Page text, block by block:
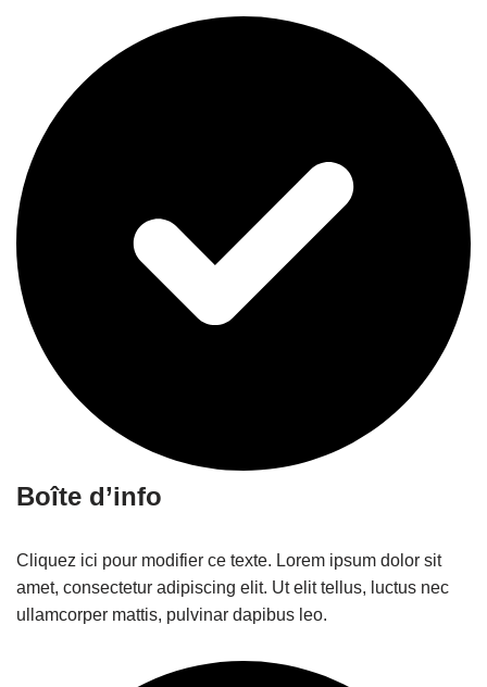
Boîte d’info
Cliquez ici pour modifier ce texte. Lorem ipsum dolor sit
amet, consectetur adipiscing elit. Ut elit tellus, luctus nec
ullamcorper mattis, pulvinar dapibus leo.